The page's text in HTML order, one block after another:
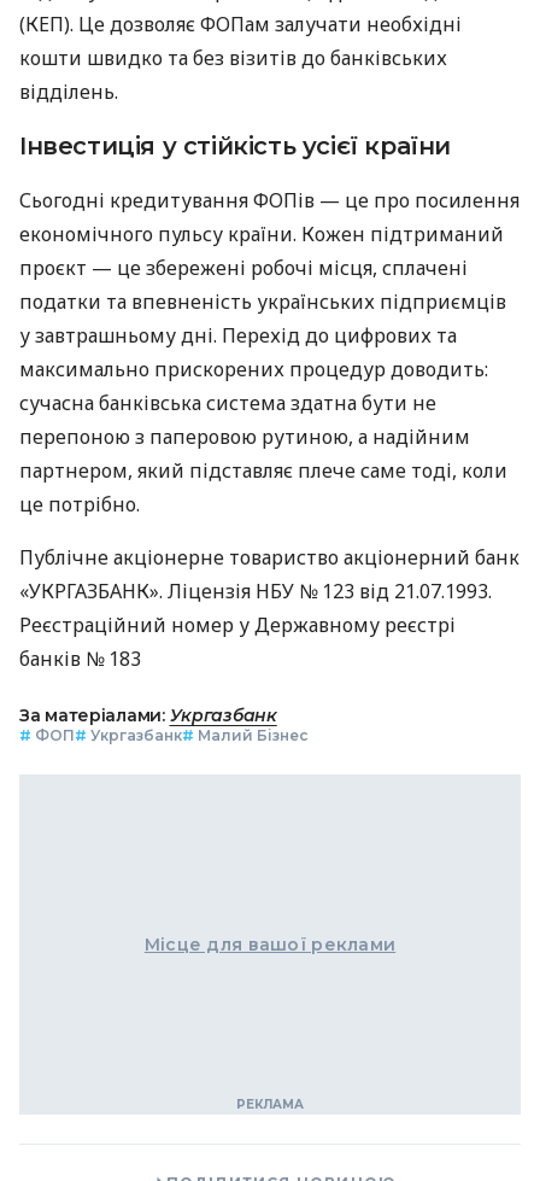
(КЕП). Це дозволяє ФОПам залучати необхідні
кошти швидко та без візитів до банківських
відділень.
Інвестиція у стійкість усієї країни
Сьогодні кредитування ФОПів — це про посилення
економічного пульсу країни. Кожен підтриманий
проєкт — це збережені робочі місця, сплачені
податки та впевненість українських підприємців
у завтрашньому дні. Перехід до цифрових та
максимально прискорених процедур доводить:
сучасна банківська система здатна бути не
перепоною з паперовою рутиною, а надійним
партнером, який підставляє плече саме тоді, коли
це потрібно.
Публічне акціонерне товариство акціонерний банк
«УКРГАЗБАНК». Ліцензія НБУ № 123 від 21.07.1993.
Реєстраційний номер у Державному реєстрі
банків № 183
За матеріалами: Укргазбанк
# ФОП# Укргазбанк# Малий Бізнес
Місце для вашої реклами